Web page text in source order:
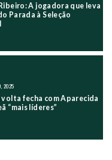
A jogadora que leva
Parada à Seleção
2025
volta fecha com Aparecida
“mais líderes”